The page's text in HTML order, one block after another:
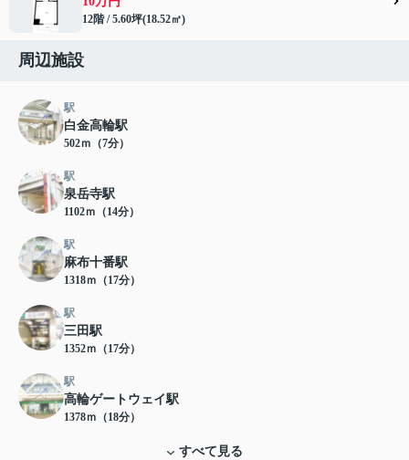
12階 / 5.60坪(18.52㎡)
周辺施設
駅
白金高輪駅
502ｍ（7分）
駅
泉岳寺駅
1102ｍ（14分）
駅
麻布十番駅
1318ｍ（17分）
駅
三田駅
1352ｍ（17分）
駅
高輪ゲートウェイ駅
1378ｍ（18分）
すべて見る